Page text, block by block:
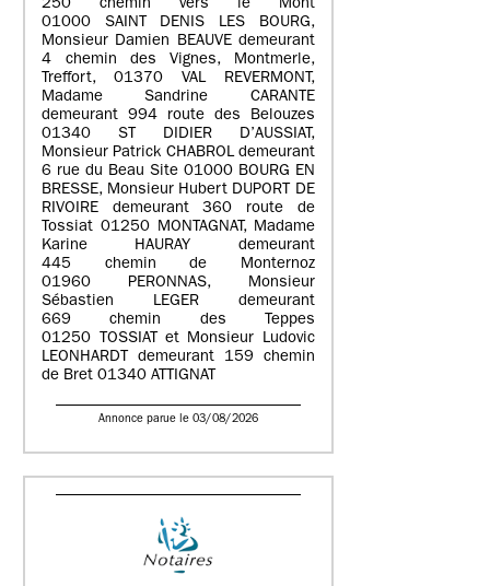
250 chemin vers le Mont
01000 SAINT DENIS LES BOURG,
Monsieur Damien BEAUVE demeurant
4 chemin des Vignes, Montmerle,
Treffort, 01370 VAL REVERMONT,
Madame Sandrine CARANTE
demeurant 994 route des Belouzes
01340 ST DIDIER D’AUSSIAT,
Monsieur Patrick CHABROL demeurant
6 rue du Beau Site 01000 BOURG EN
BRESSE, Monsieur Hubert DUPORT DE
RIVOIRE demeurant 360 route de
Tossiat 01250 MONTAGNAT, Madame
Karine HAURAY demeurant
445 chemin de Monternoz
01960 PERONNAS, Monsieur
Sébastien LEGER demeurant
669 chemin des Teppes
01250 TOSSIAT et Monsieur Ludovic
LEONHARDT demeurant 159 chemin
de Bret 01340 ATTIGNAT
Annonce parue le 03/08/2026